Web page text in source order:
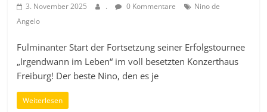
3. November 2025 . 0 Kommentare
Nino de
Angelo
Fulminanter Start der Fortsetzung seiner Erfolgstournee
„Irgendwann im Leben“ im voll besetzten Konzerthaus
Freiburg! Der beste Nino, den es je
Weiterlesen